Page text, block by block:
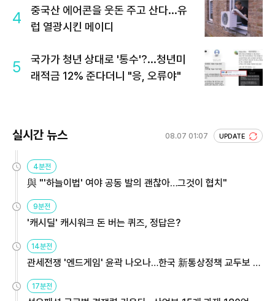
4
중국산 에어콘을 웃돈 주고 산다...유
럽 열광시킨 메이디
5
국가가 청년 상대로 '통수'?...청년미
래적금 12% 준다더니 "응, 오류야"
실시간 뉴스 08.07 01:07 UPDATE
4분전
與 "'하늘이법' 여야 공동 발의 괜찮아…그것이 협치"
9분전
'캐시딜' 캐시워크 돈 버는 퀴즈, 정답은?
14분전
관세전쟁 '엔드게임' 윤곽 나오나…한국 新통상정책 교두보 활
17분전